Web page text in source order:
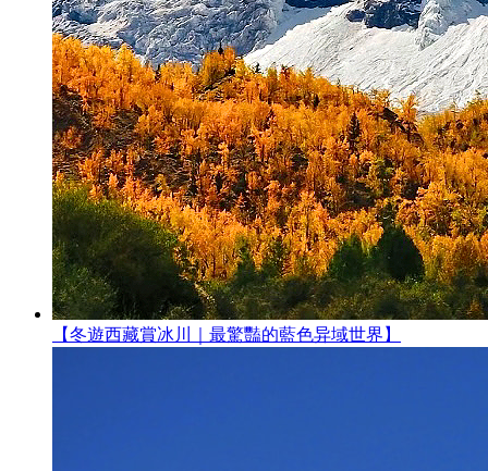
【冬遊西藏賞冰川｜最驚豔的藍色异域世界】